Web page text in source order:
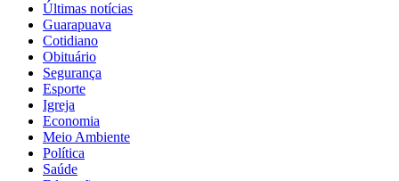
Últimas notícias
Guarapuava
Cotidiano
Obituário
Segurança
Esporte
Igreja
Economia
Meio Ambiente
Política
Saúde